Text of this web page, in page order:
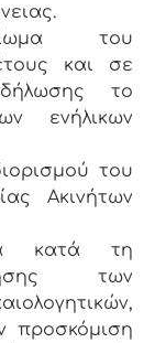
του
και σε
το
ενήλικων
του
Ακινήτων
κατά τη
των
προσκόμιση